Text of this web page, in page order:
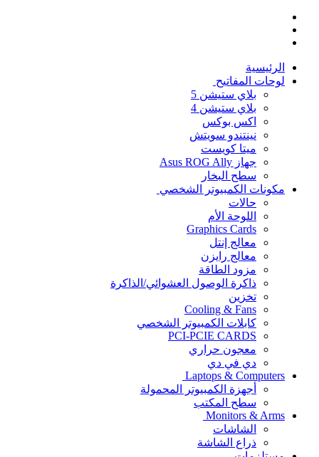
Includes gaming keyboard, mouse &
design
الرئيسية
لوحات المفاتيح
بلاي ستيشن 5
بلاي ستيشن 4
اكس بوكس
نينتندو سويتش
ميتا كويست
جهاز Asus ROG Ally
سطح البخار
مكونات الكمبيوتر الشخصي
حالات
اللوحة الأم
Graphics Cards
معالج إنتل
معالج رايزن
مزود الطاقة
ذاكرة الوصول العشوائي/الذاكرة
تخزين
Cooling & Fans
كابلات الكمبيوتر الشخصي
PCI-PCIE CARDS
معجون حراري
دي في دي
Laptops & Computers
أجهزة الكمبيوتر المحمولة
سطح المكتب
Monitors & Arms
الشاشات
ذراع الشاشة